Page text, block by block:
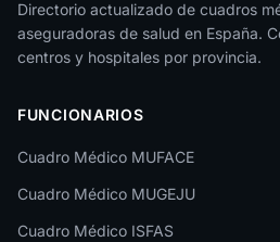
La Rioja
León
Lleida
Lugo
Directorio actualizado de cuadros
aseguradoras de salud en España.
centros y hospitales por provincia.
FUNCIONARIOS
Cuadro Médico MUFACE
Cuadro Médico MUGEJU
Cuadro Médico ISFAS